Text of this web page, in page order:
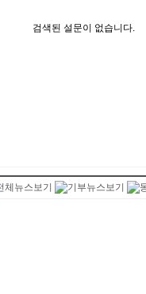
검색된 설문이 없습니다.